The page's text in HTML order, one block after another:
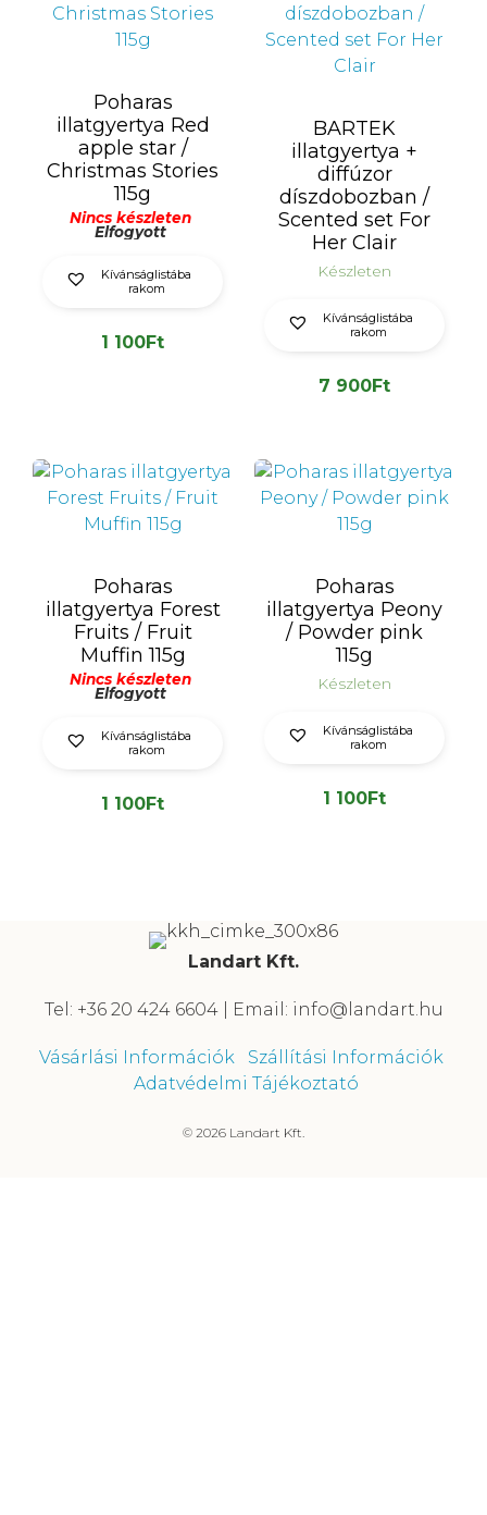
Poharas
illatgyertya Red
apple star /
Christmas Stories
115g
Nincs készleten
Elfogyott
Kívánságlistába
rakom
1 100Ft
BARTEK
illatgyertya +
diffúzor
díszdobozban /
Scented set For
Her Clair
Készleten
Kívánságlistába
rakom
7 900Ft
Poharas
illatgyertya Forest
Fruits / Fruit
Muffin 115g
Nincs készleten
Elfogyott
Kívánságlistába
rakom
1 100Ft
Poharas
illatgyertya Peony
/ Powder pink
115g
Készleten
Kívánságlistába
rakom
1 100Ft
Landart Kft.
Tel: +36 20 424 6604 | Email: info@landart.hu
Vásárlási Információk
Szállítási Információk
Adatvédelmi Tájékoztató
© 2026 Landart Kft.